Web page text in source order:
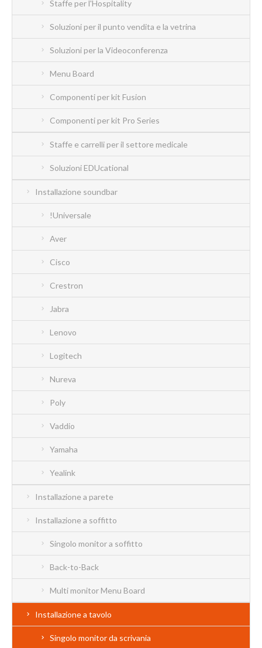
Staffe per l'Hospitality
Soluzioni per il punto vendita e la vetrina
Soluzioni per la Videoconferenza
Menu Board
Componenti per kit Fusion
Componenti per kit Pro Series
Staffe e carrelli per il settore medicale
Soluzioni EDUcational
Installazione soundbar
!Universale
Aver
Cisco
Crestron
Jabra
Lenovo
Logitech
Nureva
Poly
Vaddio
Yamaha
Yealink
Installazione a parete
Installazione a soffitto
Singolo monitor a soffitto
Back-to-Back
Multi monitor Menu Board
Installazione a tavolo
Singolo monitor da scrivania